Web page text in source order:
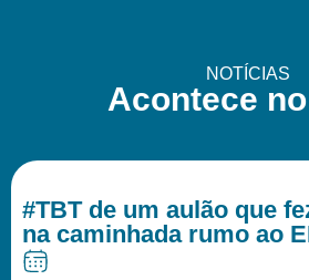
NOTÍCIAS
Acontece
#TBT de um aulão que
na caminhada rumo ao